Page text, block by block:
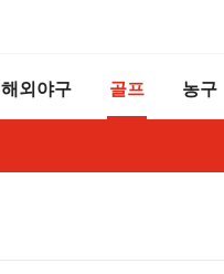
해외야구 골프 농구